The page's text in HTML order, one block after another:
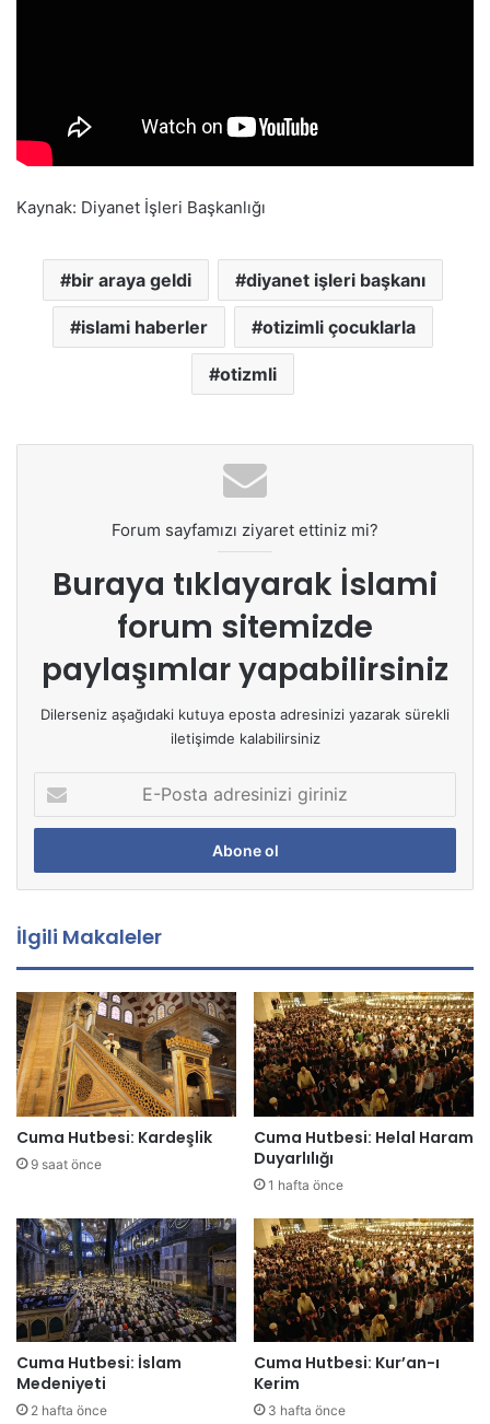
Kaynak: Diyanet İşleri Başkanlığı
bir araya geldi diyanet işleri başkanı
islami haberler otizimli çocuklarla
otizmli
Forum sayfamızı ziyaret ettiniz mi?
Buraya tıklayarak İslami
forum sitemizde
paylaşımlar yapabilirsiniz
Dilerseniz aşağıdaki kutuya eposta adresinizi yazarak sürekli
iletişimde kalabilirsiniz
P
s
a
d
r
e
s
i
n
i
g
r
i
n
i
z
İlgili Makaleler
Cuma Hutbesi: Kardeşlik
9 saat önce
Cuma Hutbesi: Helal Haram
Duyarlılığı
1 hafta önce
Cuma Hutbesi: İslam
Medeniyeti
2 hafta önce
Cuma Hutbesi: Kur’an-ı
Kerim
3 hafta önce